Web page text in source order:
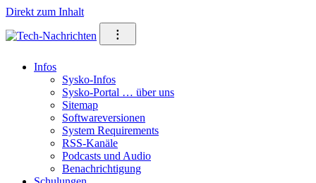
Direkt zum Inhalt
⁝
Infos
Sysko-Infos
Sysko-Portal … über uns
Sitemap
Softwareversionen
System Requirements
RSS-Kanäle
Podcasts und Audio
Benachrichtigung